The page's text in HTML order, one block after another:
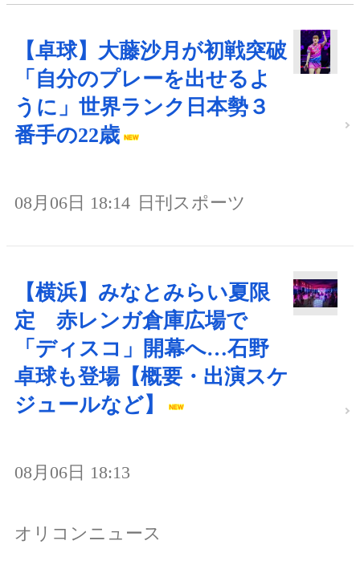
【卓球】大藤沙月が初戦突破
「自分のプレーを出せるよ
うに」世界ランク日本勢３
番手の22歳
08月06日 18:14 日刊スポーツ
【横浜】みなとみらい夏限
定 赤レンガ倉庫広場で
「ディスコ」開幕へ…石野
卓球も登場【概要・出演スケ
ジュールなど】
08月06日 18:13
オリコンニュース